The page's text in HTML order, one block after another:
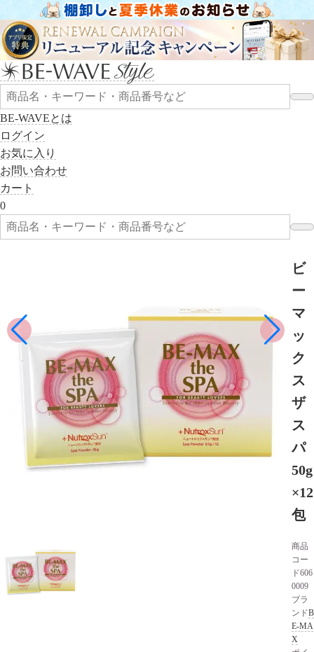
BE-WAVEとは
ログイン
お気に入り
お問い合わせ
カート
0
ビ
ー
マ
ッ
ク
ス
ザ
ス
パ
50g
×12
包
商品
コー
ド606
0009
ブラ
ンドB
E-MA
X